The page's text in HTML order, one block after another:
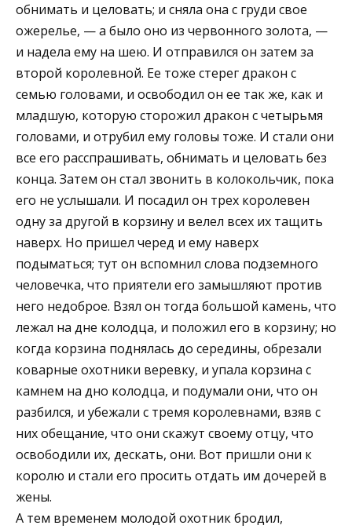
обнимать и целовать; и сняла она с груди свое
ожерелье, — а было оно из червонного золота, —
и надела ему на шею. И отправился он затем за
второй королевной. Ее тоже стерег дракон с
семью головами, и освободил он ее так же, как и
младшую, которую сторожил дракон с четырьмя
головами, и отрубил ему головы тоже. И стали они
все его расспрашивать, обнимать и целовать без
конца. Затем он стал звонить в колокольчик, пока
его не услышали. И посадил он трех королевен
одну за другой в корзину и велел всех их тащить
наверх. Но пришел черед и ему наверх
подыматься; тут он вспомнил слова подземного
человечка, что приятели его замышляют против
него недоброе. Взял он тогда большой камень, что
лежал на дне колодца, и положил его в корзину; но
когда корзина поднялась до середины, обрезали
коварные охотники веревку, и упала корзина с
камнем на дно колодца, и подумали они, что он
разбился, и убежали с тремя королевнами, взяв с
них обещание, что они скажут своему отцу, что
освободили их, дескать, они. Вот пришли они к
королю и стали его просить отдать им дочерей в
жены.
А тем временем молодой охотник бродил,